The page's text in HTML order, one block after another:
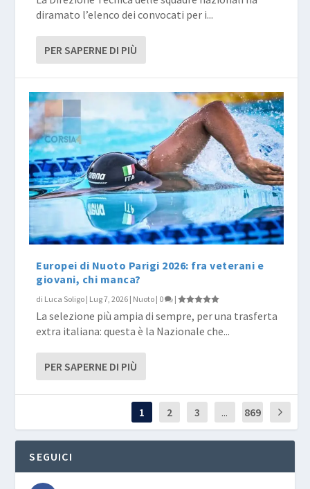
diramato l’elenco dei convocati per i...
PER SAPERNE DI PIÙ
Europei di Nuoto Parigi 2026: fra veterani e
giovani, chi manca?
di Luca Soligo | Lug 7, 2026 | Nuoto | 0 |
La selezione più ampia di sempre, per una trasferta
extra italiana: questa è la Nazionale che...
PER SAPERNE DI PIÙ
1 2 3 ... 869
SEGUICI